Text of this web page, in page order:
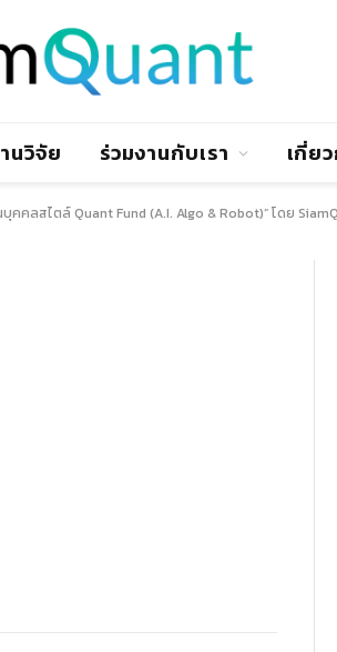
นวิจัย ร่วมงานกับเรา เกี่ย
คคลสไตล์ Quant Fund (A.I. Algo & Robot)” โดย